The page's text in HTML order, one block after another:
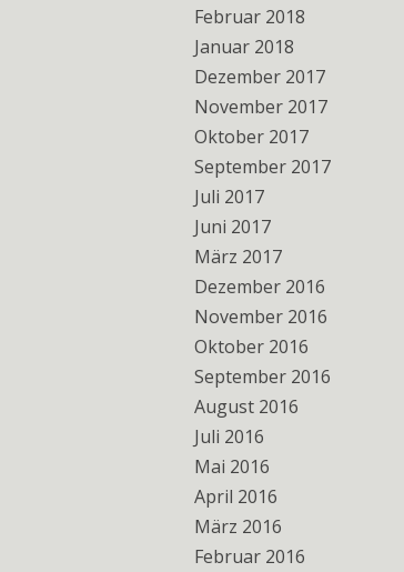
Februar 2018
Januar 2018
Dezember 2017
November 2017
Oktober 2017
September 2017
Juli 2017
Juni 2017
März 2017
Dezember 2016
November 2016
Oktober 2016
September 2016
August 2016
Juli 2016
Mai 2016
April 2016
März 2016
Februar 2016